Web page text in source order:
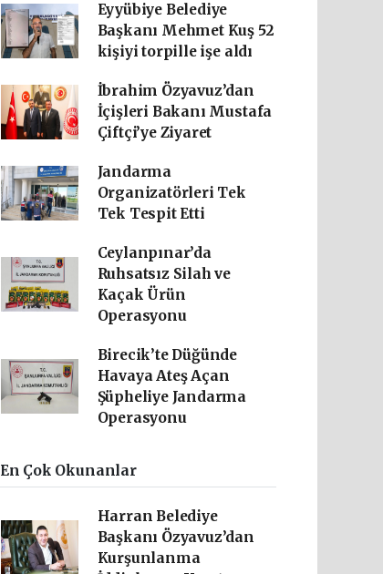
Eyyübiye Belediye
Başkanı Mehmet Kuş 52
kişiyi torpille işe aldı
İbrahim Özyavuz’dan
İçişleri Bakanı Mustafa
Çiftçi’ye Ziyaret
Jandarma
Organizatörleri Tek
Tek Tespit Etti
Ceylanpınar’da
Ruhsatsız Silah ve
Kaçak Ürün
Operasyonu
Birecik’te Düğünde
Havaya Ateş Açan
Şüpheliye Jandarma
Operasyonu
En Çok Okunanlar
Harran Belediye
Başkanı Özyavuz’dan
Kurşunlanma